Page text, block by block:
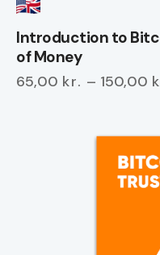
Introduction to
of Money
65,00 kr. – 150,00